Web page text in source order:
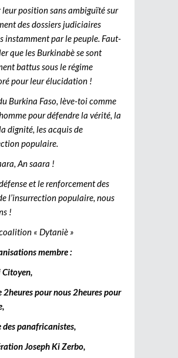
leur position sans ambiguïté sur
des dossiers judiciaires
instamment par le peuple. Faut-
que les Burkinabè se sont
battus sous le régime
pour leur élucidation !
Burkina Faso, lève-toi comme
pour défendre la vérité, la
dignité, les acquis de
populaire.
An saara !
et le renforcement des
l’insurrection populaire, nous
!
« Dytaniè »
membre :
Citoyen,
2heures pour nous 2heures pour
des panafricanistes,
Joseph Ki Zerbo,